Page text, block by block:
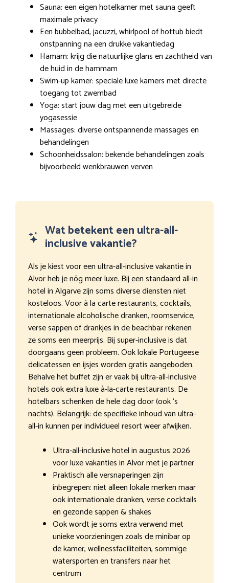
Sauna: een eigen hotelkamer met sauna geeft
maximale privacy
Een bubbelbad, jacuzzi, whirlpool of hottub biedt
onstpanning na een drukke vakantiedag
Hamam: krijg die natuurlijke glans en zachtheid van
de huid in de hammam
Swim-up kamer: speciale luxe kamers met directe
toegang tot zwembad
Yoga: start jouw dag met een uitgebreide
yogasessie
Massages: diverse ontspannende massages en
behandelingen
Schoonheidssalon: bekende behandelingen zoals
bijvoorbeeld wenkbrauwen verven
Wat betekent een ultra-all-
inclusive vakantie?
Als je kiest voor een ultra-all-inclusive vakantie in
Alvor heb je nóg meer luxe. Bij een standaard all-in
hotel in Algarve zijn soms diverse diensten niet
kosteloos. Voor à la carte restaurants, cocktails,
internationale alcoholische dranken, roomservice,
verse sappen of drankjes in de beachbar rekenen
ze soms een meerprijs. Bij super-inclusive is dat
doorgaans geen probleem. Ook lokale Portugeese
delicatessen en ijsjes worden gratis aangeboden.
Behalve het buffet zijn er vaak bij ultra-all-inclusive
hotels ook extra luxe à-la-carte restaurants. De
hotelbars schenken de hele dag door (ook ‘s
nachts). Belangrijk: de specifieke inhoud van ultra-
all-in kunnen per individueel resort weer afwijken.
Ultra-all-inclusive hotel in augustus 2026
voor luxe vakanties in Alvor met je partner
Praktisch alle versnaperingen zijn
inbegrepen: niet alleen lokale merken maar
ook internationale dranken, verse cocktails
en gezonde sappen & shakes
Ook wordt je soms extra verwend met
unieke voorzieningen zoals de minibar op
de kamer, wellnessfaciliteiten, sommige
watersporten en transfers naar het
centrum